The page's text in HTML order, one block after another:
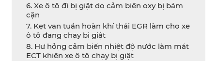
6. Xe ô tô đi bị giật do cảm biến oxy bị bám
cặn
7. Kẹt van tuần hoàn khí thải EGR làm cho xe
ô tô đang chạy bị giật
8. Hư hỏng cảm biến nhiệt độ nước làm mát
ECT khiến xe ô tô chạy bị giật